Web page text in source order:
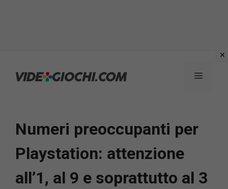
Menu
Numeri preoccupanti per
Playstation: attenzione
all’1, al 9 e soprattutto al 3